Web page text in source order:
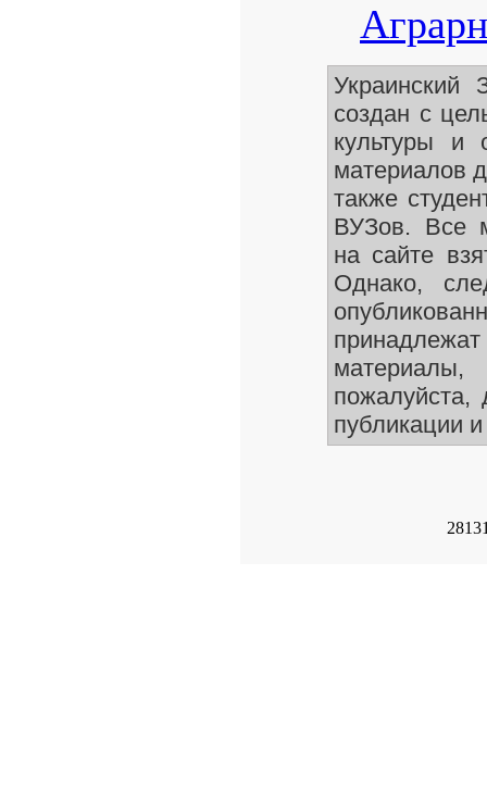
Украинский
создан с
культуры и
материалов
также
ВУЗов. Все
на сайте
Однако,
пожалуйста,
публикации